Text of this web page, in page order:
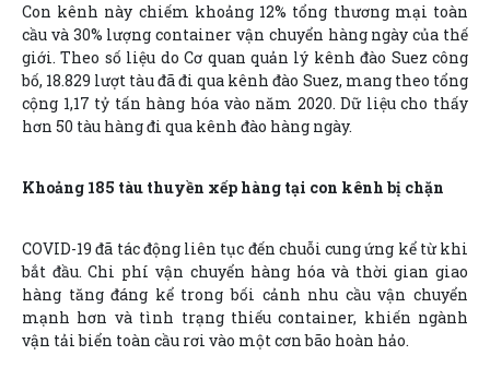
Con kênh này chiếm khoảng 12% tổng thương mại toàn
cầu và 30% lượng container vận chuyển hàng ngày của thế
giới. Theo số liệu do Cơ quan quản lý kênh đào Suez công
bố, 18.829 lượt tàu đã đi qua kênh đào Suez, mang theo tổng
cộng 1,17 tỷ tấn hàng hóa vào năm 2020. Dữ liệu cho thấy
hơn 50 tàu hàng đi qua kênh đào hàng ngày.
Khoảng 185 tàu thuyền xếp hàng tại con kênh bị chặn
COVID-19 đã tác động liên tục đến chuỗi cung ứng kể từ khi
bắt đầu. Chi phí vận chuyển hàng hóa và thời gian giao
hàng tăng đáng kể trong bối cảnh nhu cầu vận chuyển
mạnh hơn và tình trạng thiếu container, khiến ngành
vận tải biển toàn cầu rơi vào một cơn bão hoàn hảo.